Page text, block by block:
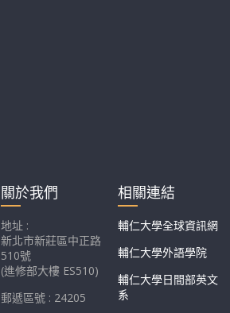
關於我們
地址 :
新北市新莊區中正路
510號
(進修部大樓 ES510)
郵遞區號 : 24205
相關連結
輔仁大學全球資訊網
輔仁大學外語學院
輔仁大學日間部英文
系